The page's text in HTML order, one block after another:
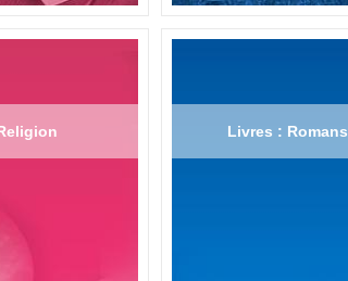
Livres : Romans